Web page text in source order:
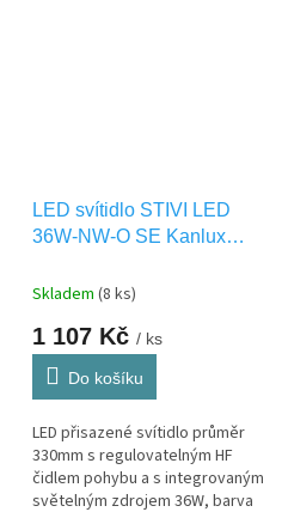
LED svítidlo STIVI LED
36W-NW-O SE Kanlux
Skladem (8 ks)
1 107 Kč / ks
Do košíku
LED přisazené svítidlo průměr
330mm s regulovatelným HF
čidlem pohybu a s integrovaným
světelným zdrojem 36W, barva